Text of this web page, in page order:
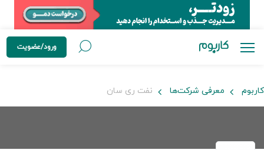
ورود/عضویت
کاربوم معرفی شرکت‌ها نفت ری سان